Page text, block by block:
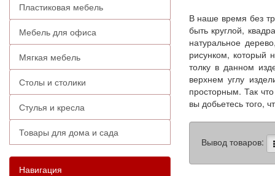
Пластиковая мебель
Мебель для офиса
Мягкая мебель
Столы и столики
Стулья и кресла
Товары для дома и сада
Навигация
В наше время без
быть круглой,
натуральное
рисунком, который
толку в данном
верхнем углу
просторным. Так
вы добьетесь того,
Вывод товаров: